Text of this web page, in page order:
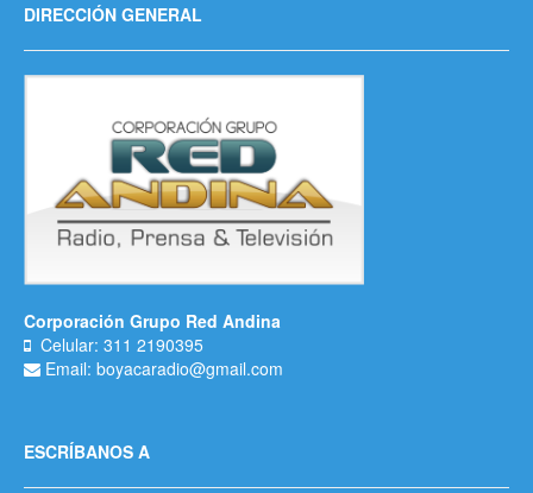
DIRECCIÓN GENERAL
Corporación Grupo Red Andina
Celular: 311 2190395
Email: boyacaradio@gmail.com
ESCRÍBANOS A